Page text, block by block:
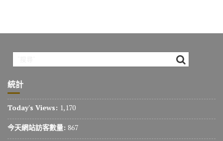
統計
Today's Views: 1,170
今天網站訪客數量: 867